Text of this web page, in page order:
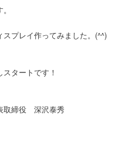
プレイ作ってみました。(^^)
タートです！
締役 深沢泰秀